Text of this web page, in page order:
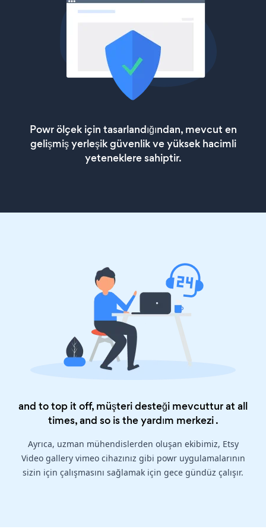
Powr ölçek için tasarlandığından, mevcut en
gelişmiş yerleşik güvenlik ve yüksek hacimli
yeteneklere sahiptir.
and to top it off, müşteri desteği mevcuttur at all
times, and so is theyardım merkezi.
Ayrıca, uzman mühendislerden oluşan ekibimiz, Etsy
Video gallery vimeo cihazınız gibi powr uygulamalarının
sizin için çalışmasını sağlamak için gece gündüz çalışır.